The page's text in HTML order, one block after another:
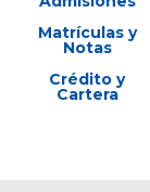
Matrículas y
Notas
Crédito y
Cartera